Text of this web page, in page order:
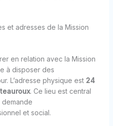
et adresses de la Mission
en relation avec la Mission
à disposer des
L’adresse physique est 24
. Ce lieu est central
et social.